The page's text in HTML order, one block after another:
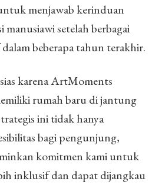
menjawab kerinduan
manusiawi setelah berbagai
beberapa tahun terakhir.
karena ArtMoments
rumah baru di jantung
ini tidak hanya
bagi pengunjung,
komitmen kami untuk
inklusif dan dapat dijangkau